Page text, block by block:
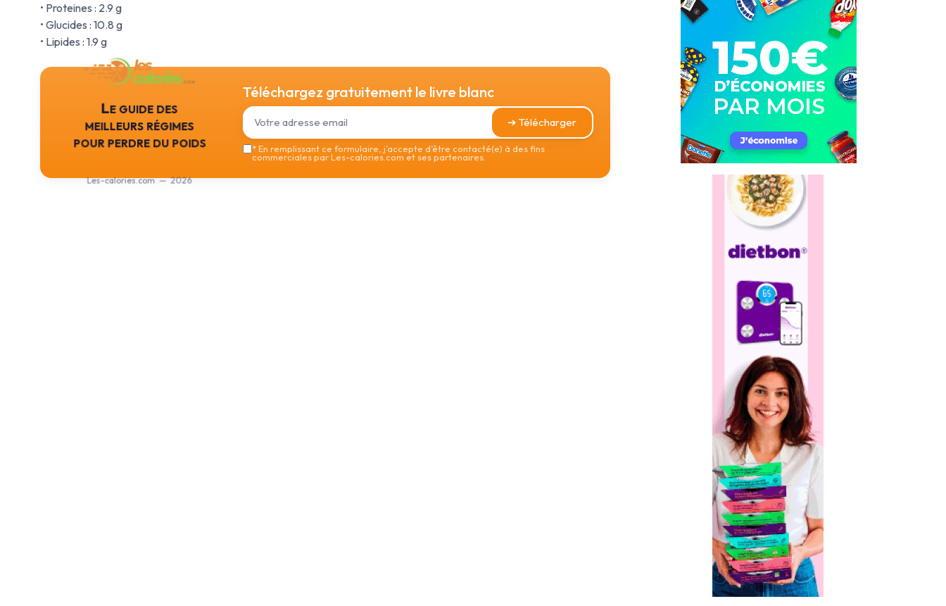
• Proteines : 2.9 g
• Glucides : 10.8 g
• Lipides : 1.9 g
Le guide des
meilleurs régimes
pour perdre du poids
Les-calories.com — 2026
Téléchargez gratuitement le livre blanc
➔ Télécharger
*En remplissant ce formulaire, j’accepte d’être contacté(e) à des fins
commerciales par Les-calories.com et ses partenaires.